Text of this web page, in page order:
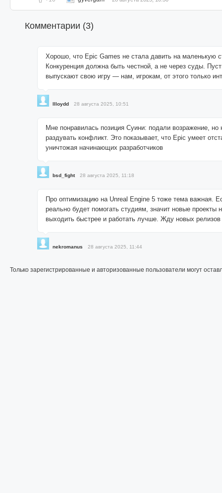
Комментарии (3)
Хорошо, что Epic Games не стала давить на маленькую
Конкуренция должна быть честной, а не через суды.
выпускают свою игру — нам, игрокам, от этого только
llloydd 28 августа 2025, 10:51
Мне понравилась позиция Суини: подали возражение, но
раздувать конфликт. Это показывает, что Epic умеет
уничтожая начинающих разработчиков
bsd_fight 28 августа 2025, 11:18
Про оптимизацию на Unreal Engine 5 тоже тема важная.
реально будет помогать студиям, значит новые проекты
выходить быстрее и работать лучше. Жду новых релизов
nekromanus 28 августа 2025, 11:44
Только зарегистрированные и авторизованные пользователи могут